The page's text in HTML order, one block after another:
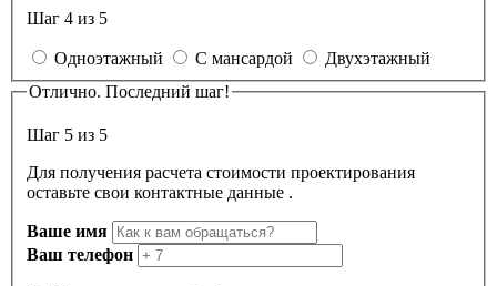
Шаг 4 из 5
Одноэтажный С мансардой
Двухэтажный
Отлично. Последний шаг!
Шаг 5 из 5
Для получения расчета стоимости проектирования
оставьте свои контактные данные .
Ваше имя
Ваш телефон